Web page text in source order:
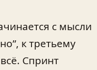
с мысли
к третьему
Спринт